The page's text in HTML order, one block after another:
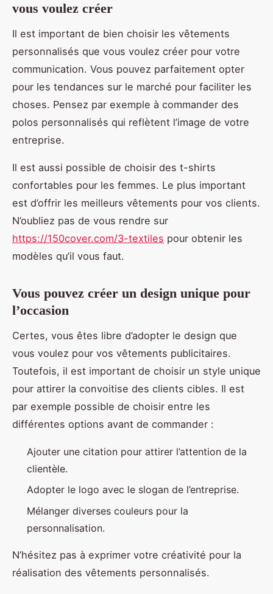
vous voulez créer
Il est important de bien choisir les vêtements
personnalisés que vous voulez créer pour votre
communication. Vous pouvez parfaitement opter
pour les tendances sur le marché pour faciliter les
choses. Pensez par exemple à commander des
polos personnalisés qui reflètent l’image de votre
entreprise.
Il est aussi possible de choisir des t-shirts
confortables pour les femmes. Le plus important
est d’offrir les meilleurs vêtements pour vos clients.
N’oubliez pas de vous rendre sur
https://150cover.com/3-textiles pour obtenir les
modèles qu’il vous faut.
Vous pouvez créer un design unique pour
l’occasion
Certes, vous êtes libre d’adopter le design que
vous voulez pour vos vêtements publicitaires.
Toutefois, il est important de choisir un style unique
pour attirer la convoitise des clients cibles. Il est
par exemple possible de choisir entre les
différentes options avant de commander :
Ajouter une citation pour attirer l’attention de la
clientèle.
Adopter le logo avec le slogan de l’entreprise.
Mélanger diverses couleurs pour la
personnalisation.
N’hésitez pas à exprimer votre créativité pour la
réalisation des vêtements personnalisés.